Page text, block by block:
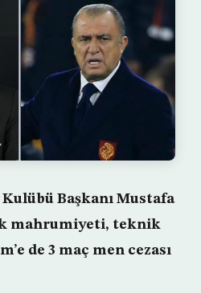
Başkanı Mustafa
mahrumiyeti, teknik
de 3 maç men cezası